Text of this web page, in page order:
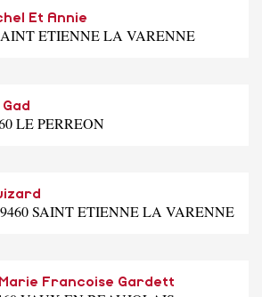
Et Annie
ETIENNE LA VARENNE
LE PERREON
SAINT ETIENNE LA VARENNE
Francoise Gardett